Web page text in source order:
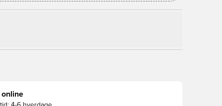
online